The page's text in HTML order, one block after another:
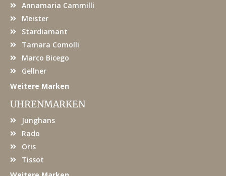
o
Annamaria Cammilli
Meister
Stardiamant
Tamara Comolli
Marco Bicego
Gellner
Weitere Marken
UHRENMARKEN
Junghans
Rado
Oris
Tissot